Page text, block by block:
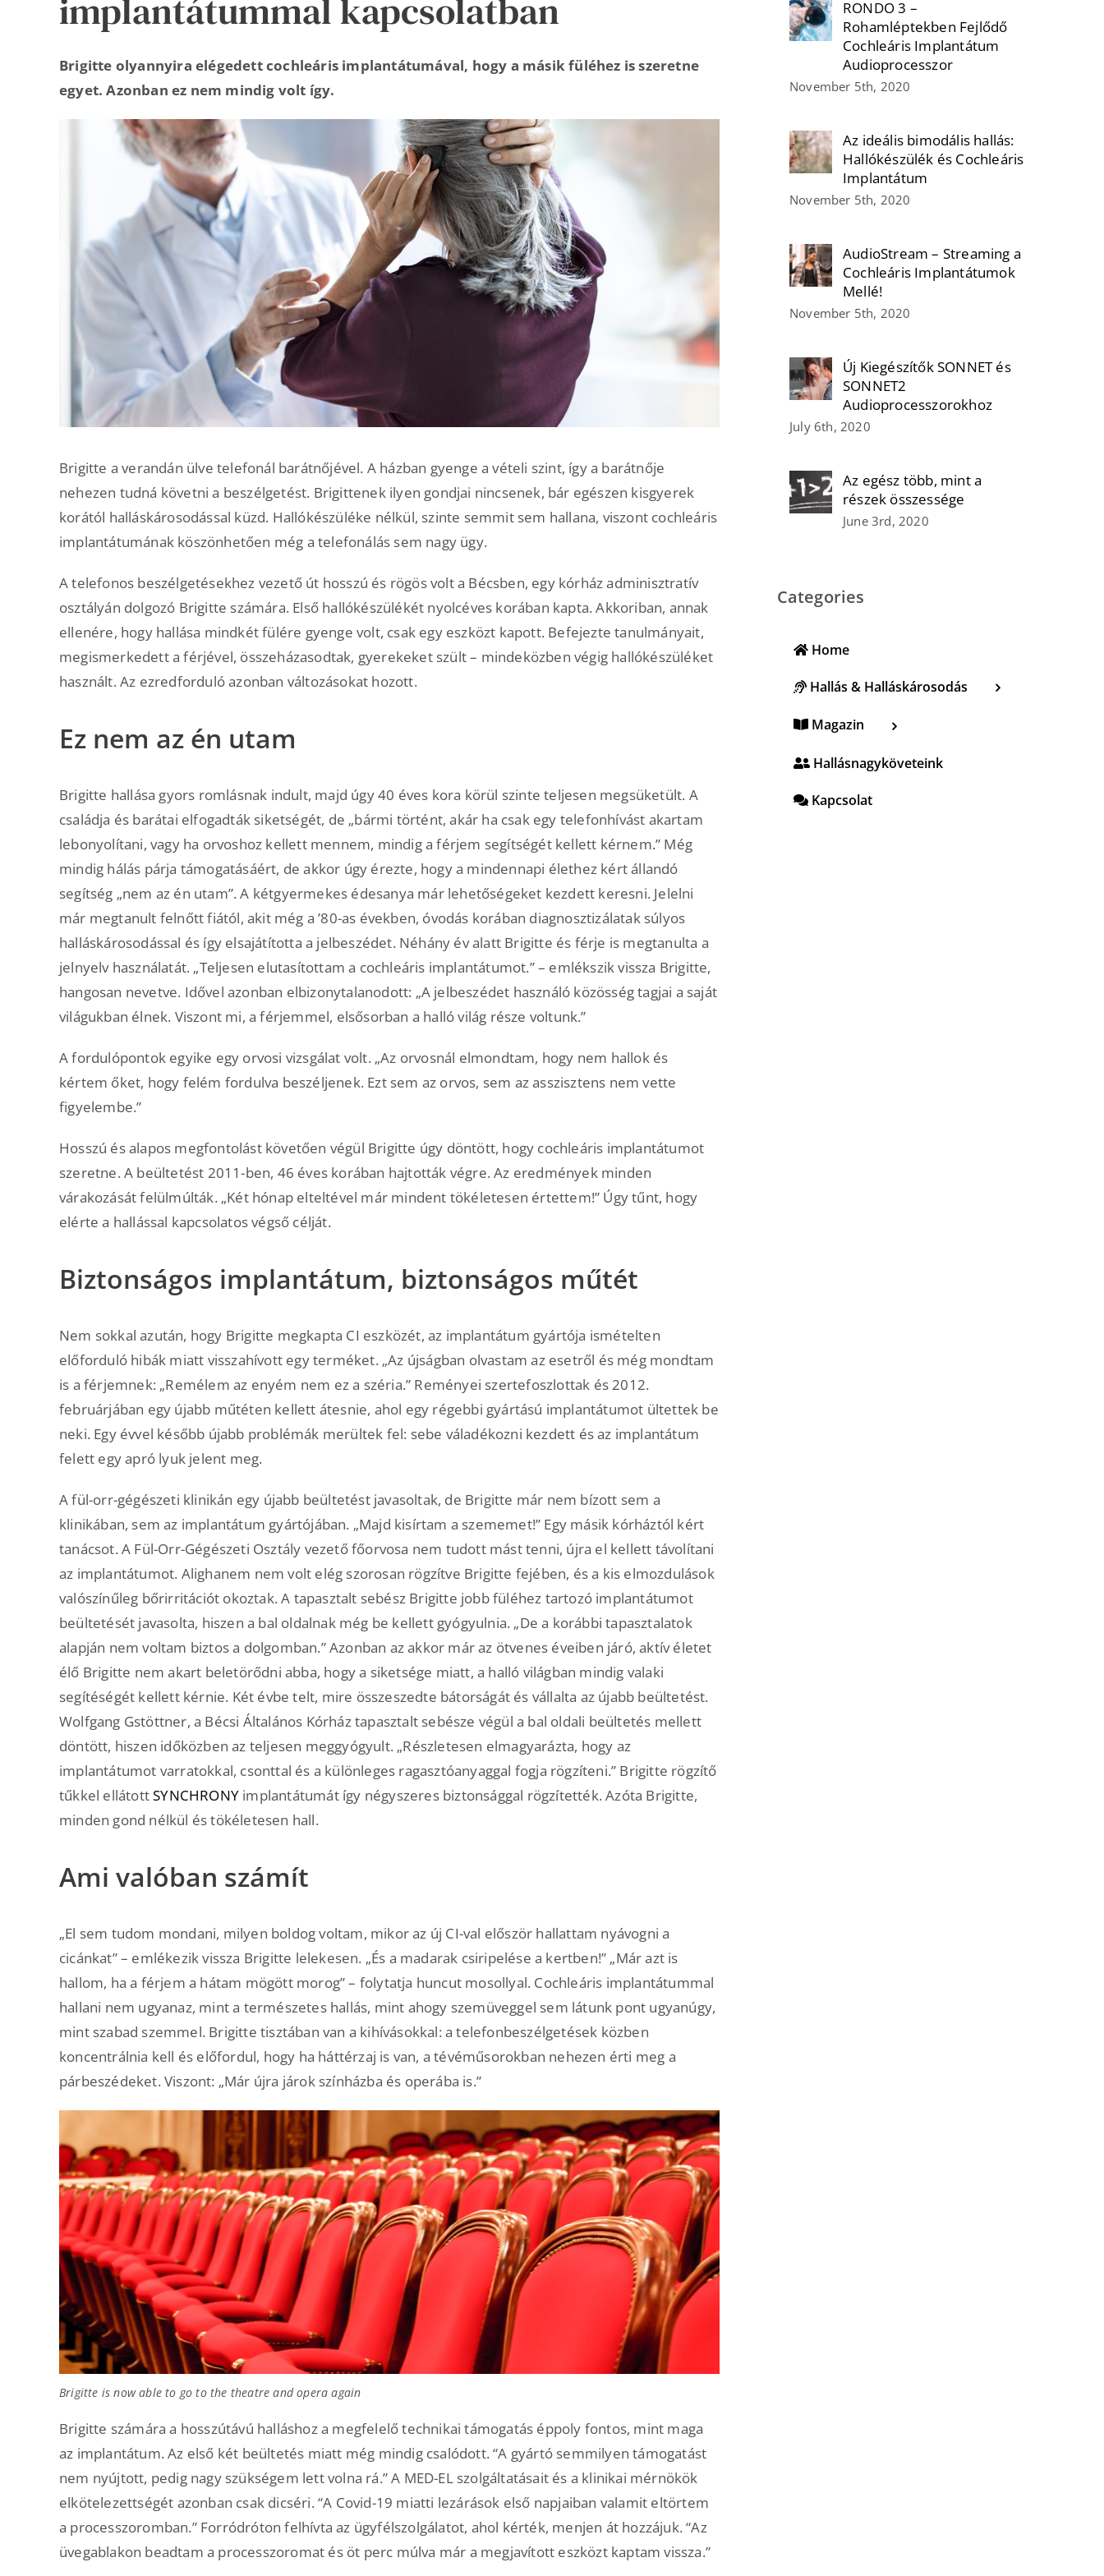
implantátummal kapcsolatban
Brigitte olyannyira elégedett cochleáris implantátumával, hogy a másik füléhez is szeretne
egyet. Azonban ez nem mindig volt így.
Brigitte a verandán ülve telefonál barátnőjével. A házban gyenge a vételi szint, így a barátnője
nehezen tudná követni a beszélgetést. Brigittenek ilyen gondjai nincsenek, bár egészen kisgyerek
korától halláskárosodással küzd. Hallókészüléke nélkül, szinte semmit sem hallana, viszont cochleáris
implantátumának köszönhetően még a telefonálás sem nagy ügy.
A telefonos beszélgetésekhez vezető út hosszú és rögös volt a Bécsben, egy kórház adminisztratív
osztályán dolgozó Brigitte számára. Első hallókészülékét nyolcéves korában kapta. Akkoriban, annak
ellenére, hogy hallása mindkét fülére gyenge volt, csak egy eszközt kapott. Befejezte tanulmányait,
megismerkedett a férjével, összeházasodtak, gyerekeket szült – mindeközben végig hallókészüléket
használt. Az ezredforduló azonban változásokat hozott.
Ez nem az én utam
Brigitte hallása gyors romlásnak indult, majd úgy 40 éves kora körül szinte teljesen megsüketült. A
családja és barátai elfogadták siketségét, de „bármi történt, akár ha csak egy telefonhívást akartam
lebonyolítani, vagy ha orvoshoz kellett mennem, mindig a férjem segítségét kellett kérnem.” Még
mindig hálás párja támogatásáért, de akkor úgy érezte, hogy a mindennapi élethez kért állandó
segítség „nem az én utam”. A kétgyermekes édesanya már lehetőségeket kezdett keresni. Jelelni
már megtanult felnőtt fiától, akit még a ’80-as években, óvodás korában diagnosztizálatak súlyos
halláskárosodással és így elsajátította a jelbeszédet. Néhány év alatt Brigitte és férje is megtanulta a
jelnyelv használatát. „Teljesen elutasítottam a cochleáris implantátumot.” – emlékszik vissza Brigitte,
hangosan nevetve. Idővel azonban elbizonytalanodott: „A jelbeszédet használó közösség tagjai a saját
világukban élnek. Viszont mi, a férjemmel, elsősorban a halló világ része voltunk.”
A fordulópontok egyike egy orvosi vizsgálat volt. „Az orvosnál elmondtam, hogy nem hallok és
kértem őket, hogy felém fordulva beszéljenek. Ezt sem az orvos, sem az asszisztens nem vette
figyelembe.”
Hosszú és alapos megfontolást követően végül Brigitte úgy döntött, hogy cochleáris implantátumot
szeretne. A beültetést 2011-ben, 46 éves korában hajtották végre. Az eredmények minden
várakozását felülmúlták. „Két hónap elteltével már mindent tökéletesen értettem!” Úgy tűnt, hogy
elérte a hallással kapcsolatos végső célját.
Biztonságos implantátum, biztonságos műtét
Nem sokkal azután, hogy Brigitte megkapta CI eszközét, az implantátum gyártója ismételten
előforduló hibák miatt visszahívott egy terméket. „Az újságban olvastam az esetről és még mondtam
is a férjemnek: „Remélem az enyém nem ez a széria.” Reményei szertefoszlottak és 2012.
februárjában egy újabb műtéten kellett átesnie, ahol egy régebbi gyártású implantátumot ültettek be
neki. Egy évvel később újabb problémák merültek fel: sebe váladékozni kezdett és az implantátum
felett egy apró lyuk jelent meg.
A fül-orr-gégészeti klinikán egy újabb beültetést javasoltak, de Brigitte már nem bízott sem a
klinikában, sem az implantátum gyártójában. „Majd kisírtam a szememet!” Egy másik kórháztól kért
tanácsot. A Fül-Orr-Gégészeti Osztály vezető főorvosa nem tudott mást tenni, újra el kellett távolítani
az implantátumot. Alighanem nem volt elég szorosan rögzítve Brigitte fejében, és a kis elmozdulások
valószínűleg bőrirritációt okoztak. A tapasztalt sebész Brigitte jobb füléhez tartozó implantátumot
beültetését javasolta, hiszen a bal oldalnak még be kellett gyógyulnia. „De a korábbi tapasztalatok
alapján nem voltam biztos a dolgomban.” Azonban az akkor már az ötvenes éveiben járó, aktív életet
élő Brigitte nem akart beletörődni abba, hogy a siketsége miatt, a halló világban mindig valaki
segítéségét kellett kérnie. Két évbe telt, mire összeszedte bátorságát és vállalta az újabb beültetést.
Wolfgang Gstöttner, a Bécsi Általános Kórház tapasztalt sebésze végül a bal oldali beültetés mellett
döntött, hiszen időközben az teljesen meggyógyult. „Részletesen elmagyarázta, hogy az
implantátumot varratokkal, csonttal és a különleges ragasztóanyaggal fogja rögzíteni.” Brigitte rögzítő
tűkkel ellátottSYNCHRONYimplantátumát így négyszeres biztonsággal rögzítették. Azóta Brigitte,
minden gond nélkül és tökéletesen hall.
Ami valóban számít
„El sem tudom mondani, milyen boldog voltam, mikor az új CI-val először hallattam nyávogni a
cicánkat” – emlékezik vissza Brigitte lelekesen. „És a madarak csiripelése a kertben!” „Már azt is
hallom, ha a férjem a hátam mögött morog” – folytatja huncut mosollyal. Cochleáris implantátummal
hallani nem ugyanaz, mint a természetes hallás, mint ahogy szemüveggel sem látunk pont ugyanúgy,
mint szabad szemmel. Brigitte tisztában van a kihívásokkal: a telefonbeszélgetések közben
koncentrálnia kell és előfordul, hogy ha háttérzaj is van, a tévéműsorokban nehezen érti meg a
párbeszédeket. Viszont: „Már újra járok színházba és operába is.”
Brigitte is now able to go to the theatre and opera again
Brigitte számára a hosszútávú halláshoz a megfelelő technikai támogatás éppoly fontos, mint maga
az implantátum. Az első két beültetés miatt még mindig csalódott. “A gyártó semmilyen támogatást
nem nyújtott, pedig nagy szükségem lett volna rá.” A MED-EL szolgáltatásait és a klinikai mérnökök
elkötelezettségét azonban csak dicséri. “A Covid-19 miatti lezárások első napjaiban valamit eltörtem
a processzoromban.” Forródróton felhívta az ügyfélszolgálatot, ahol kérték, menjen át hozzájuk. “Az
üvegablakon beadtam a processzoromat és öt perc múlva már a megjavított eszközt kaptam vissza.”
RONDO 3 –
Rohamléptekben Fejlődő
Cochleáris Implantátum
Audioprocesszor
November 5th, 2020
Az ideális bimodális hallás:
Hallókészülék és Cochleáris
Implantátum
November 5th, 2020
AudioStream – Streaming a
Cochleáris Implantátumok
Mellé!
November 5th, 2020
Új Kiegészítők SONNET és
SONNET2
Audioprocesszorokhoz
July 6th, 2020
Az egész több, mint a
részek összessége
June 3rd, 2020
Categories
Home
Hallás & Halláskárosodás
Magazin
Hallásnagyköveteink
Kapcsolat